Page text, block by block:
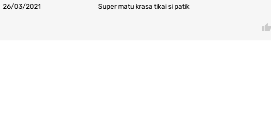
26/03/2021
Super matu krasa tikai si patik